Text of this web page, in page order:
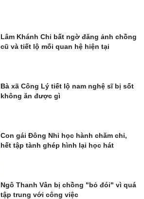
Lâm Khánh Chi bất ngờ đăng ảnh chồng
cũ và tiết lộ mối quan hệ hiện tại
Bà xã Công Lý tiết lộ nam nghệ sĩ bị sốt
không ăn được gì
Con gái Đông Nhi học hành chăm chỉ,
hết tập tành ghép hình lại học hát
Ngô Thanh Vân bị chồng "bỏ đói" vì quá
tập trung với công việc